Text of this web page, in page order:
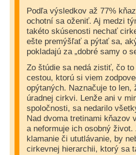
Podľa výsledkov až 77%
ochotní sa oženiť. Aj medzi
takéto skúsenosti nechať
ešte premýšľať a pýtať sa,
pokladajú za „dobré samy o
Zo štúdie sa nedá zistiť, čo
cestou, ktorú si viem
opýtaných. Naznačuje to
úradnej cirkvi. Lenže ani v
spoločnosti, sa nedarilo
Nad dvoma tretinami kňazov
a neformuje ich osobný
klamanie či ututlávanie, by
cirkevnej hierarchii, ktorý sa